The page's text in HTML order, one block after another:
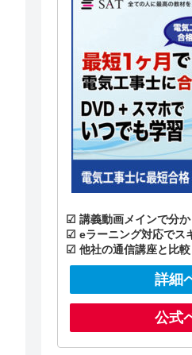
☑ 講義動画メインで分
☑ eラーニング対応でス
☑ 他社の通信講座と比
詳細
公式